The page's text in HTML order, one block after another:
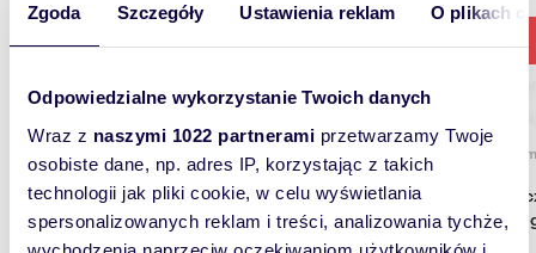
Zgoda Szczegóły Ustawienia reklam O plikach
Odpowiedzialne wykorzystanie Twoich danych
Wraz z naszymi 1022 partnerami przetwarzamy Twoje
osobiste dane, np. adres IP, korzystając z takich
technologii jak pliki cookie, w celu wyświetlania
spersonalizowanych reklam i treści, analizowania tychże,
m